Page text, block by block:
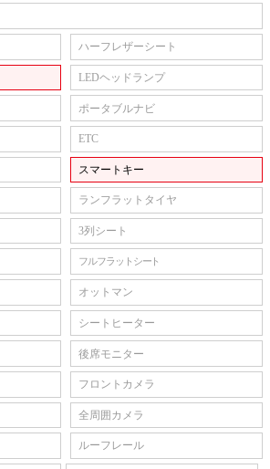
ハーフレザーシート
LEDヘッドランプ
ポータブルナビ
ETC
スマートキー
ランフラットタイヤ
3列シート
フルフラットシート
オットマン
シートヒーター
後席モニター
フロントカメラ
全周囲カメラ
ルーフレール